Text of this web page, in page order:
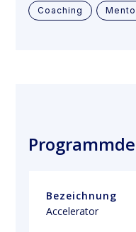
Coaching
Bezeichnung
Accelerator